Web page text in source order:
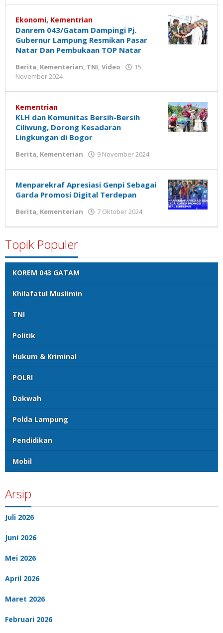
Negeri
Anak
Negeri
Ekonomi, Kementrian
Danrem 043/Gatam Dampingi Pj.
Gubernur Lampung Resmikan Pasar
Natar Dan Pembukaan TOP Natar
Berita, Kementerian, TNI, Video
15
November 2024
Anak
Kementrian
KLH dan Komunitas Bersih-Bersih
Ciliwung, Dorong Kesadaran
Lingkungan di Bogor
Berita, Kementerian 9 November 2024
Anak
Negeri
Menparekraf Apresiasi Genpi Sebagai
Garda Promosi Digital Terdepan
Berita, Kementerian 7 Oktober 2024
wibowo
Topik Populer
KOREM 043 GATAM
Khilafatul Muslimin
TNI
Politik
Hukum & Kriminal
POLRI
Dakwah
Polda Lampung
Pendidikan
Mobil
Arsip
Juli 2026
Juni 2026
Mei 2026
April 2026
Maret 2026
Februari 2026